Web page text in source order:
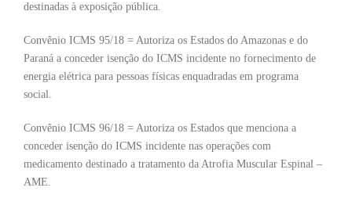
destinadas à exposição pública.
Convênio ICMS 95/18 = Autoriza os Estados do Amazonas e do
Paraná a conceder isenção do ICMS incidente no fornecimento de
energia elétrica para pessoas físicas enquadradas em programa
social.
Convênio ICMS 96/18 = Autoriza os Estados que menciona a
conceder isenção do ICMS incidente nas operações com
medicamento destinado a tratamento da Atrofia Muscular Espinal –
AME.